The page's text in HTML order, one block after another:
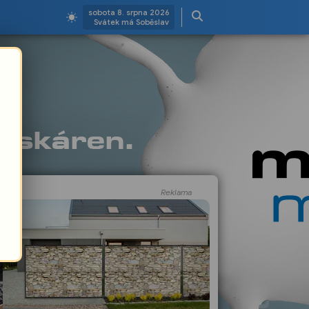
sobota 8. srpna 2026
Svátek má Soběslav
Reklama